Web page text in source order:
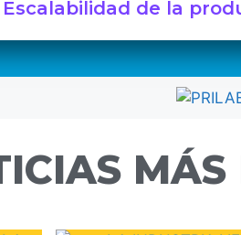
Escalabilidad de la
MÁS